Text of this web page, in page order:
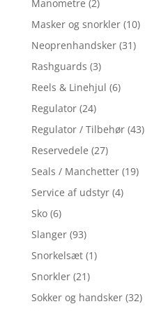
Manometre (2)
Masker og snorkler (10)
Neoprenhandsker (31)
Rashguards (3)
Reels & Linehjul (6)
Regulator (24)
Regulator / Tilbehør (43)
Reservedele (27)
Seals / Manchetter (19)
Service af udstyr (4)
Sko (6)
Slanger (93)
Snorkelsæt (1)
Snorkler (21)
Sokker og handsker (32)